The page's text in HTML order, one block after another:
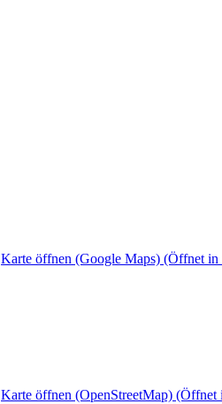
Karte öffnen (Google Maps) (Öffnet in
Karte öffnen (OpenStreetMap) (Öffnet